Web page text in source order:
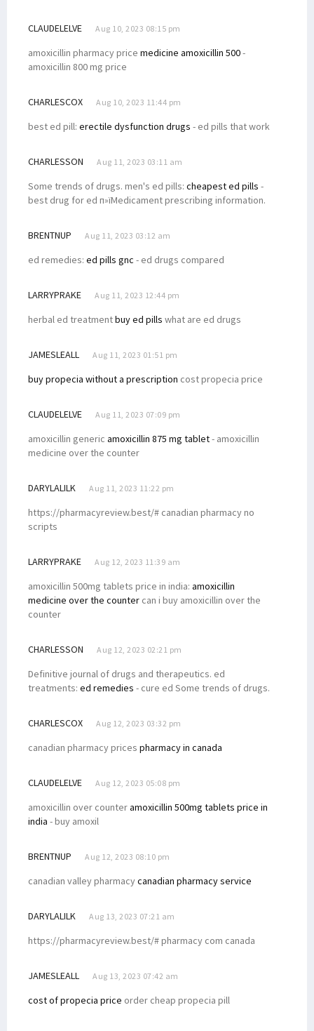
CLAUDELELVE Aug 10, 2023 08:15 pm
amoxicillin pharmacy price medicine amoxicillin 500-
amoxicillin 800 mg price
CHARLESCOX Aug 10, 2023 11:44 pm
best ed pill: erectile dysfunction drugs - ed pills that work
CHARLESSON Aug 11, 2023 03:11 am
Some trends of drugs. men's ed pills: cheapest ed pills -
best drug for ed п»їMedicament prescribing information.
BRENTNUP Aug 11, 2023 03:12 am
ed remedies: ed pills gnc - ed drugs compared
LARRYPRAKE Aug 11, 2023 12:44 pm
herbal ed treatmentbuy ed pills what are ed drugs
JAMESLEALL Aug 11, 2023 01:51 pm
buy propecia without a prescription cost propecia price
CLAUDELELVE Aug 11, 2023 07:09 pm
amoxicillin generic amoxicillin 875 mg tablet- amoxicillin
medicine over the counter
DARYLALILK Aug 11, 2023 11:22 pm
https://pharmacyreview.best/# canadian pharmacy no
scripts
LARRYPRAKE Aug 12, 2023 11:39 am
amoxicillin 500mg tablets price in india: amoxicillin
medicine over the counter can i buy amoxicillin over the
counter
CHARLESSON Aug 12, 2023 02:21 pm
Definitive journal of drugs and therapeutics. ed
treatments: ed remedies - cure ed Some trends of drugs.
CHARLESCOX Aug 12, 2023 03:32 pm
canadian pharmacy prices pharmacy in canada
CLAUDELELVE Aug 12, 2023 05:08 pm
amoxicillin over counteramoxicillin 500mg tablets price in
india - buy amoxil
BRENTNUP Aug 12, 2023 08:10 pm
canadian valley pharmacycanadian pharmacy service
DARYLALILK Aug 13, 2023 07:21 am
https://pharmacyreview.best/# pharmacy com canada
JAMESLEALL Aug 13, 2023 07:42 am
cost of propecia price order cheap propecia pill